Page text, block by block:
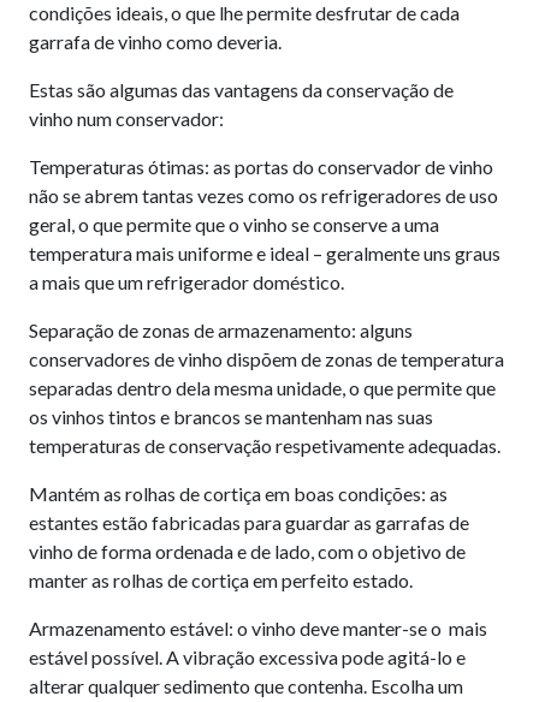
condições ideais, o que lhe permite desfrutar de cada
garrafa de vinho como deveria.
Estas são algumas das vantagens da conservação de
vinho num conservador:
Temperaturas ótimas: as portas do conservador de vinho
não se abrem tantas vezes como os refrigeradores de uso
geral, o que permite que o vinho se conserve a uma
temperatura mais uniforme e ideal – geralmente uns graus
a mais que um refrigerador doméstico.
Separação de zonas de armazenamento: alguns
conservadores de vinho dispõem de zonas de temperatura
separadas dentro dela mesma unidade, o que permite que
os vinhos tintos e brancos se mantenham nas suas
temperaturas de conservação respetivamente adequadas.
Mantém as rolhas de cortiça em boas condições: as
estantes estão fabricadas para guardar as garrafas de
vinho de forma ordenada e de lado, com o objetivo de
manter as rolhas de cortiça em perfeito estado.
Armazenamento estável: o vinho deve manter-se o mais
estável possível. A vibração excessiva pode agitá-lo e
alterar qualquer sedimento que contenha. Escolha um